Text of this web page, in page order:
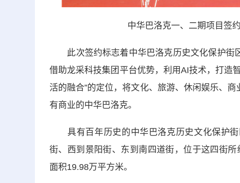
中华巴洛克一、二期项目签
此次签约标志着中华巴洛克历史文化保护街
借助龙采科技集团平台优势，利用AI技术，打造
活的融合”的定位，将文化、旅游、休闲娱乐、
有商业的中华巴洛克。
具有百年历史的中华巴洛克历史文化保护街
街、西到景阳街、东到南四道街，位于这四街
面积19.98万平方米。